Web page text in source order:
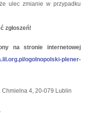
ulec zmianie w przypadku
zgłoszeń!
na stronie internetowej
ogolnopolski-plener-
4, 20-079 Lublin